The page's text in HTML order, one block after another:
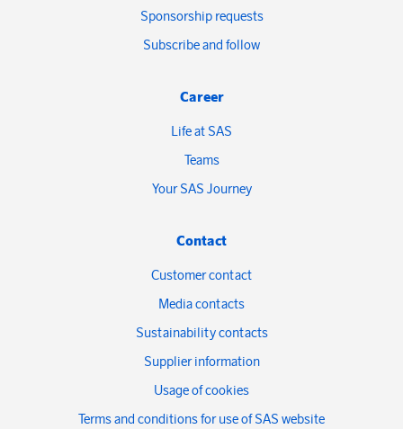
Sponsorship requests
Subscribe and follow
Career
Life at SAS
Teams
Your SAS Journey
Contact
Customer contact
Media contacts
Sustainability contacts
Supplier information
Usage of cookies
Terms and conditions for use of SAS website